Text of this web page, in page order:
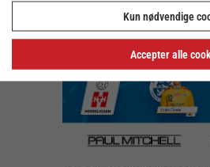
Kun nødvendige
Accepter alle